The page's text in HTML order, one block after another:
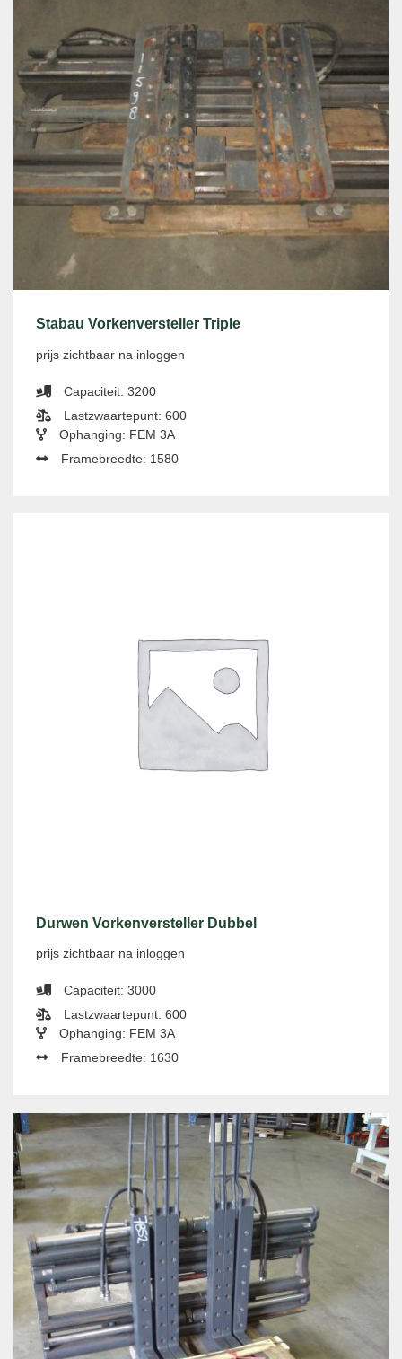
Stabau Vorkenversteller Triple
prijs zichtbaar na inloggen
Capaciteit: 3200
Lastzwaartepunt: 600
Ophanging: FEM 3A
Framebreedte: 1580
Durwen Vorkenversteller Dubbel
prijs zichtbaar na inloggen
Capaciteit: 3000
Lastzwaartepunt: 600
Ophanging: FEM 3A
Framebreedte: 1630